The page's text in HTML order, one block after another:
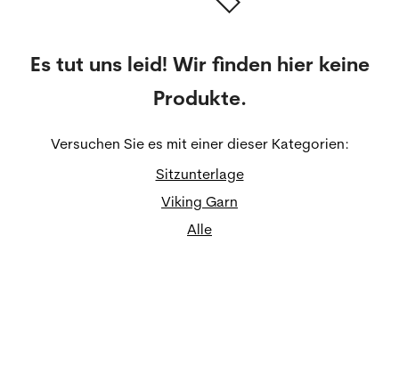
Es tut uns leid! Wir finden hier keine
Produkte.
Versuchen Sie es mit einer dieser Kategorien:
Sitzunterlage
Viking Garn
Alle